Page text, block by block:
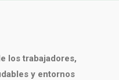
los trabajadores,
y entornos